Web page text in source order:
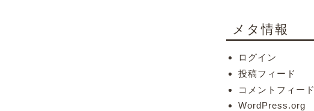
メタ情報
ログイン
投稿フィード
コメントフィード
WordPress.org